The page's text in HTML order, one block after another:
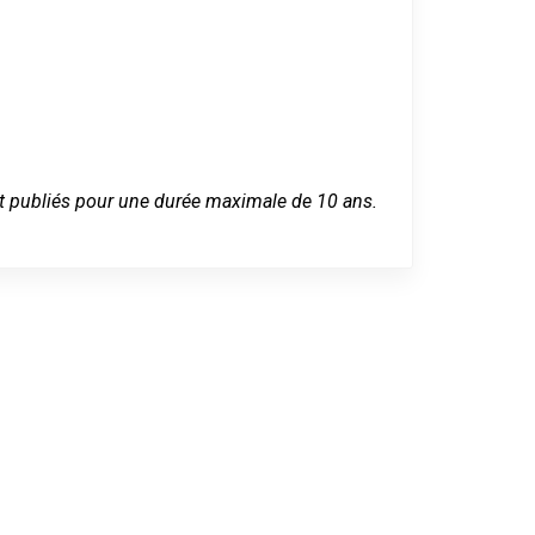
pour une durée maximale de 10 ans.